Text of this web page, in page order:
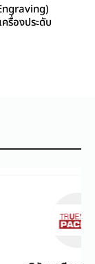
รื่องประดับ